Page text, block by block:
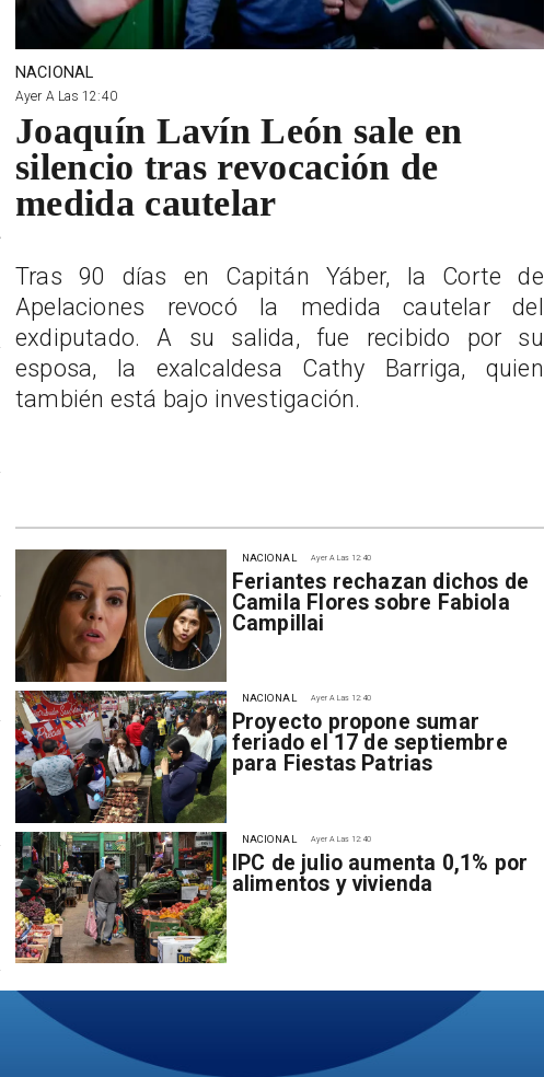
Ayer A Las 12:40
Feriantes rechazan dichos de
Camila Flores sobre Fabiola
Campillai
NACIONAL
Ayer A Las 12:40
Proyecto propone sumar
feriado el 17 de septiembre
para Fiestas Patrias
NACIONAL
Ayer A Las 12:40
IPC de julio aumenta 0,1% por
alimentos y vivienda
NACIONAL
NACIONAL
Ayer A Las 12:40
Joaquín Lavín León sale en
silencio tras revocación de
medida cautelar
Tras 90 días en Capitán Yáber, la Corte de
Apelaciones revocó la medida cautelar del
exdiputado. A su salida, fue recibido por su
esposa, la exalcaldesa Cathy Barriga, quien
también está bajo investigación.